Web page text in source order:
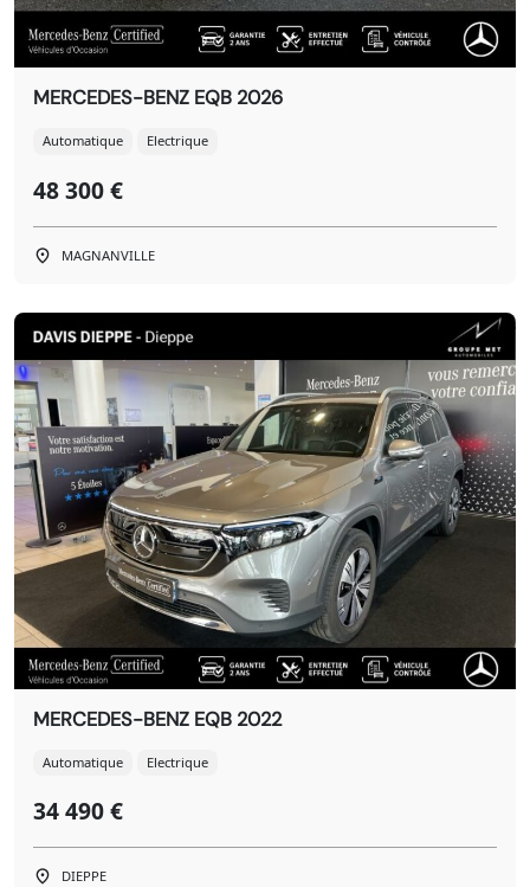
MERCEDES-BENZ EQB 2026
Automatique Electrique
48 300 €
MAGNANVILLE
MERCEDES-BENZ EQB 2022
Automatique Electrique
34 490 €
DIEPPE